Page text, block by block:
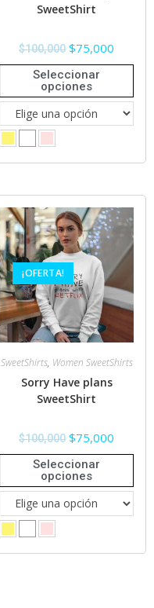
SweetShirt
$100,000 $75,000
Seleccionar
opciones
¡OFERTA!
SweetShirts, Women SweetShirts
Sorry Have plans
SweetShirt
$100,000 $75,000
Seleccionar
opciones